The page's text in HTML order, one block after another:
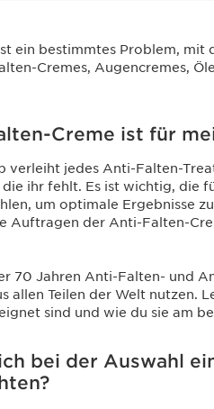
ein bestimmtes Problem,
Cremes, Augencremes,
Creme ist für
verleiht jedes Anti-Falten-
ihr fehlt. Es ist wichtig, die
um optimale Ergebnisse
Auftragen der Anti-Falten-
70 Jahren Anti-Falten- und
allen Teilen der Welt nutzen.
sind und wie du sie am
bei der Auswahl